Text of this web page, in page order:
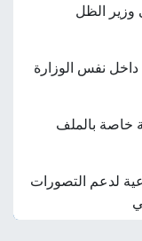
وزير الظل
داخل نفس الوزارة
خاصة بالملف
لدعم التصورات